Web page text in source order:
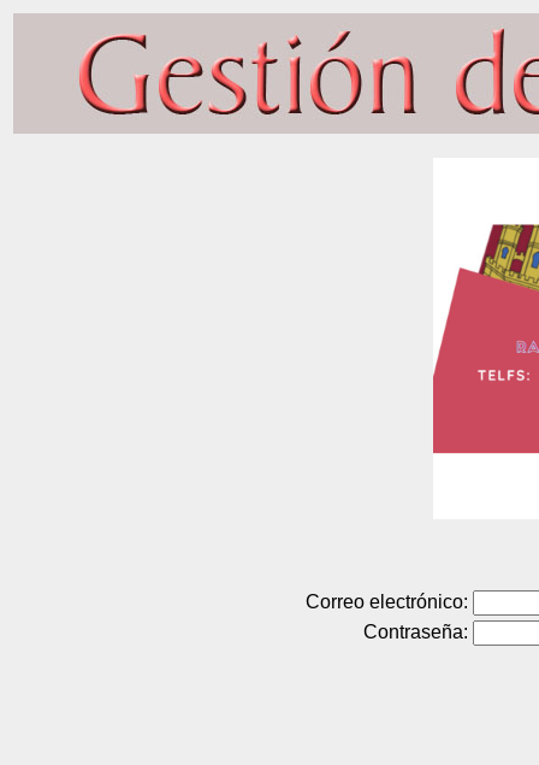
Correo electrónico:
Contraseña: